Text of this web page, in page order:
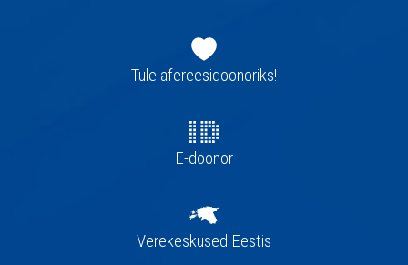
navigatsioonTule afereesidoonoriks!
E-doonor
Verekeskused Eestis